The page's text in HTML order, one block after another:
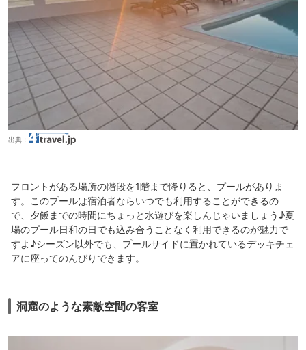
出典：
フロントがある場所の階段を1階まで降りると、プールがありま
す。このプールは宿泊者ならいつでも利用することができるの
で、夕飯までの時間にちょっと水遊びを楽しんじゃいましょう♪夏
場のプール日和の日でも込み合うことなく利用できるのが魅力で
すよ♪シーズン以外でも、プールサイドに置かれているデッキチェ
アに座ってのんびりできます。
洞窟のような素敵空間の客室